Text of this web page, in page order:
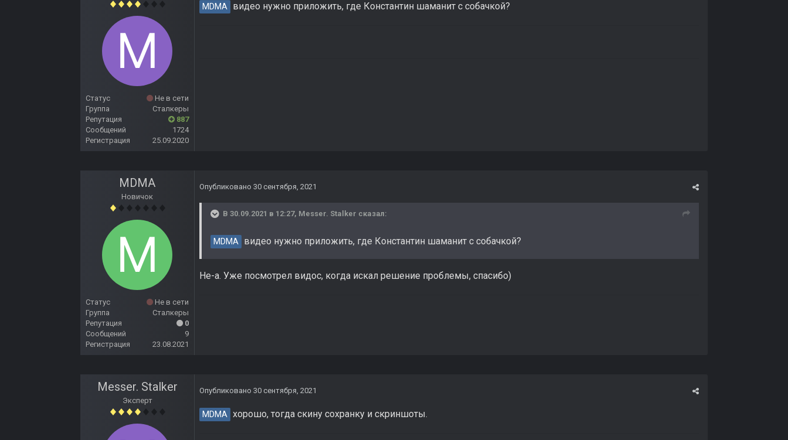
Статус
Не в сети
Группа
Сталкеры
Репутация
887
Сообщений
1724
Регистрация
25.09.2020
MDMA видео нужно приложить, где Константин шаманит с собачкой?
MDMA
Новичок
Статус
Не в сети
Группа
Сталкеры
Репутация
0
Сообщений
9
Регистрация
23.08.2021
Опубликовано 30 сентября, 2021
В 30.09.2021 в 12:27, Messer. Stalker сказал:
MDMA видео нужно приложить, где Константин шаманит с собачкой?
Не-а. Уже посмотрел видос, когда искал решение проблемы, спасибо)
Messer. Stalker
Эксперт
Опубликовано 30 сентября, 2021
MDMA хорошо, тогда скину сохранку и скриншоты.